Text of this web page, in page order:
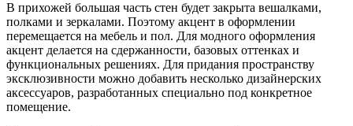
В прихожей большая часть стен будет закрыта вешалками,
полками и зеркалами. Поэтому акцент в оформлении
перемещается на мебель и пол. Для модного оформления
акцент делается на сдержанности, базовых оттенках и
функциональных решениях. Для придания пространству
эксклюзивности можно добавить несколько дизайнерских
аксессуаров, разработанных специально под конкретное
помещение.